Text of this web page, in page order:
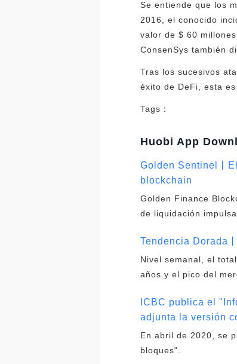
Se entiende que los
2016, el conocido
valor de $ 60
ConsenSys también
Tras los sucesivos
éxito de DeFi, esta
Tags：
Huobi App
Golden Sentinel丨
blockchain
Golden Finance
de liquidación
Tendencia Dorada
Nivel semanal, el
años y el pico del
ICBC publica el
adjunta la versión
En abril de 2020, se
bloques".